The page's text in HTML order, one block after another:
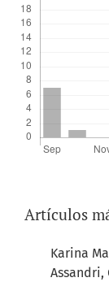
Artículos
Karina
Assandri,